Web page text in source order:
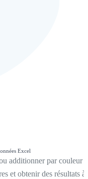
Excel
additionner par couleur
et obtenir des résultats à